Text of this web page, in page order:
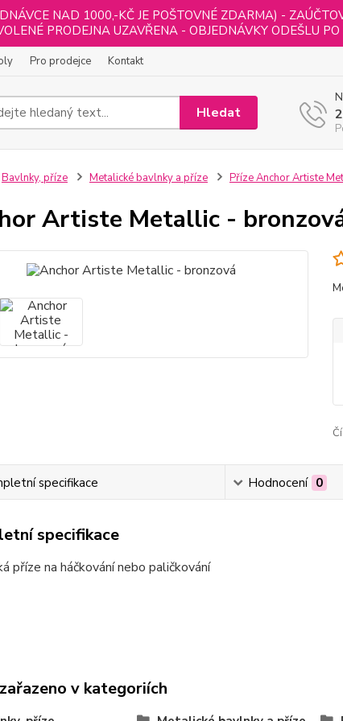
NAD 1000,-KČ JE POŠTOVNÉ ZDARMA) -
PRODEJNA UZAVŘENA - OBJEDNÁVKY ODEŠLU
Pro prodejce Kontakt
Hledat
Bavlnky, příze Metalické bavlnky a příze Příze Anchor Artiste
Artiste Metallic -
specifikace Hodnocení 0
specifikace
příze na háčkování nebo paličkování
v kategoriích